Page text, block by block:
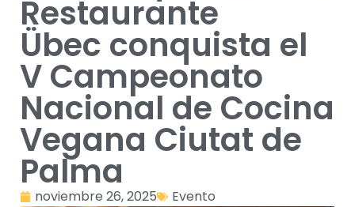
Restaurante
Übec conquista el
V Campeonato
Nacional de Cocina
Vegana Ciutat de
Palma
noviembre 26, 2025 Evento